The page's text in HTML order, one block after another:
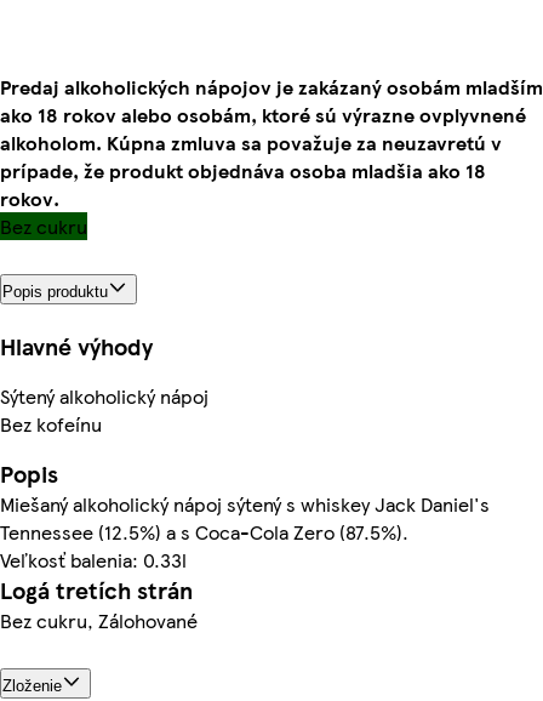
Predaj alkoholických nápojov je zakázaný osobám mladším
ako 18 rokov alebo osobám, ktoré sú výrazne ovplyvnené
alkoholom. Kúpna zmluva sa považuje za neuzavretú v
prípade, že produkt objednáva osoba mladšia ako 18
rokov.
Bez cukru
Popis produktu
Hlavné výhody
Sýtený alkoholický nápoj
Bez kofeínu
Popis
Miešaný alkoholický nápoj sýtený s whiskey Jack Daniel's
Tennessee (12.5%) a s Coca-Cola Zero (87.5%).
Veľkosť balenia: 0.33l
Logá tretích strán
Bez cukru, Zálohované
Zloženie